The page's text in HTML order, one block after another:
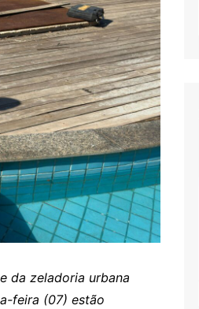
da zeladoria urbana
feira (07) estão